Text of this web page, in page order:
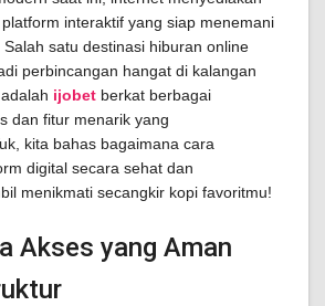
interaktif yang siap menemani
satu destinasi hiburan online
perbincangan hangat di kalangan
ijobet berkat berbagai
dan fitur menarik yang
kita bahas bagaimana cara
digital secara sehat dan
menikmati secangkir kopi favoritmu!
Akses yang Aman